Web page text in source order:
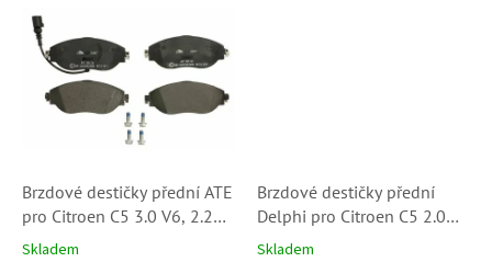
Brzdové destičky přední ATE
pro Citroen C5 3.0 V6, 2.2
HDi, 2.0 HDi (425216,
Skladem
Brzdové destičky přední
Delphi pro Citroen C5 2.0
16V, 2.0 HDi, 1.6HDi, 1.8
Skladem